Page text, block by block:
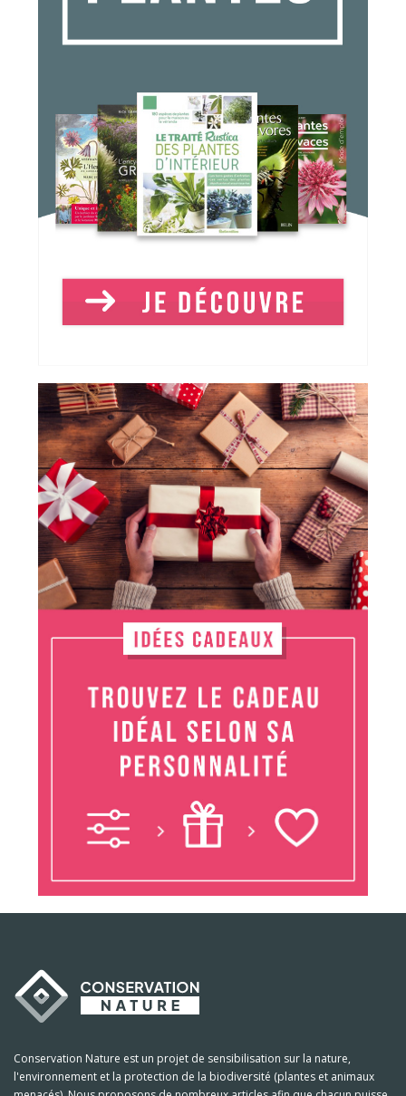
Conservation Nature est un projet de sensibilisation sur la nature,
l'environnement et la protection de la biodiversité (plantes et animaux